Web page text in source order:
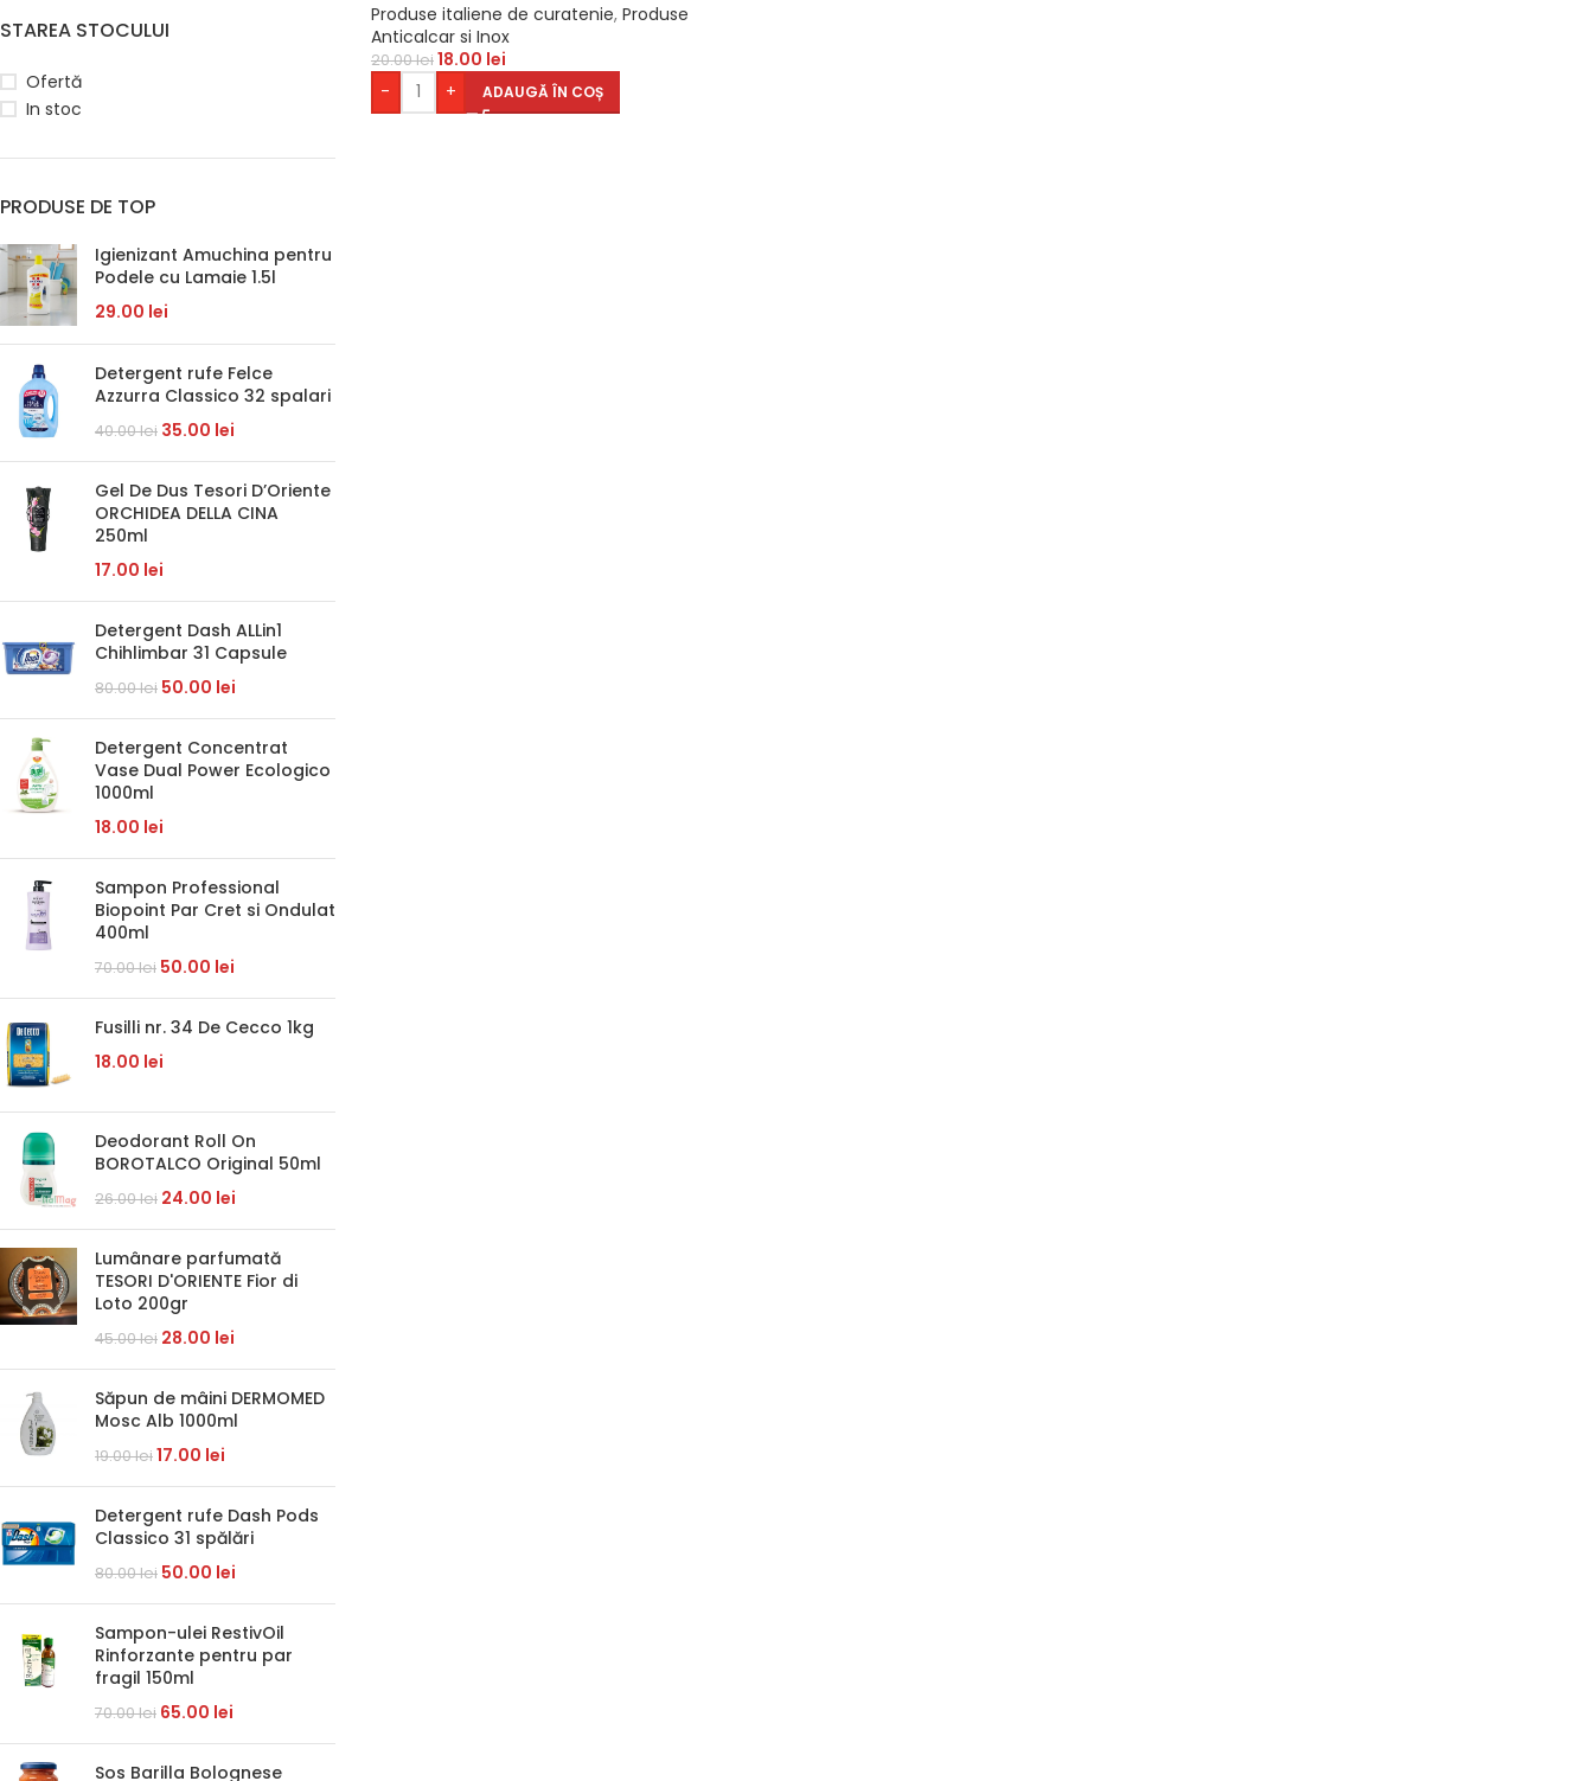
STAREA STOCULUI
Ofertă
In stoc
PRODUSE DE TOP
Igienizant Amuchina pentru
Podele cu Lamaie 1.5l
29.00 lei
Detergent rufe Felce
Azzurra Classico 32 spalari
40.00lei 35.00 lei
Gel De Dus Tesori D’Oriente
ORCHIDEA DELLA CINA
250ml
17.00 lei
Detergent Dash ALLin1
Chihlimbar 31 Capsule
80.00lei 50.00 lei
Detergent Concentrat
Vase Dual Power Ecologico
1000ml
18.00 lei
Sampon Professional
Biopoint Par Cret si Ondulat
400ml
70.00lei 50.00 lei
Fusilli nr. 34 De Cecco 1kg
18.00 lei
Deodorant Roll On
BOROTALCO Original 50ml
26.00lei 24.00 lei
Lumânare parfumată
TESORI D'ORIENTE Fior di
Loto 200gr
45.00lei 28.00 lei
Săpun de mâini DERMOMED
Mosc Alb 1000ml
19.00lei17.00 lei
Detergent rufe Dash Pods
Classico 31 spălări
80.00lei 50.00 lei
Sampon-ulei RestivOil
Rinforzante pentru par
fragil 150ml
70.00lei 65.00 lei
Sos Barilla Bolognese
Produse italiene de curatenie, Produse
Anticalcar si Inox
20.00lei18.00 lei
-
+ ADAUGĂ ÎN COȘ